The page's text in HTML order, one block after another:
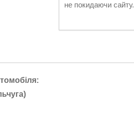
не покидаючи сайту.
)